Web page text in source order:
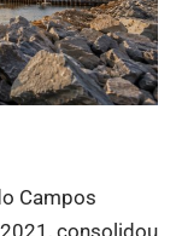
Campos
consolidou